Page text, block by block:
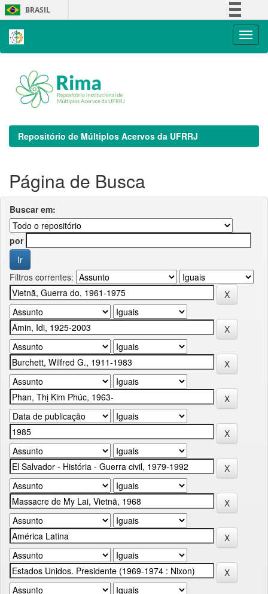
Skip
navigation
BRASIL
Repositório de Múltiplos Acervos da UFRRJ
Página de Busca
Buscar em:
por
Filtros correntes: